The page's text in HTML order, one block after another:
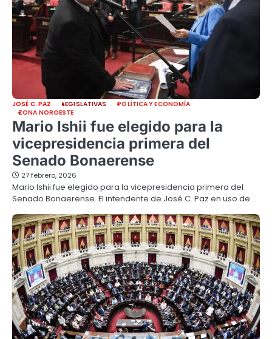
JOSÉ C. PAZ LEGISLATIVAS
POLÍTICA Y ECONOMÍA
ZONA NOROESTE
Mario Ishii fue elegido para la
vicepresidencia primera del
Senado Bonaerense
27 febrero, 2026
Mario Ishii fue elegido para la vicepresidencia primera del
Senado Bonaerense. El intendente de José C. Paz en uso de…